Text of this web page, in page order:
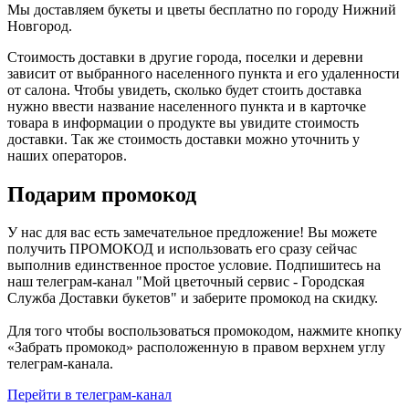
Мы доставляем букеты и цветы бесплатно по городу Нижний
Новгород.
Стоимость доставки в другие города, поселки и деревни
зависит от выбранного населенного пункта и его удаленности
от салона. Чтобы увидеть, сколько будет стоить доставка
нужно ввести название населенного пункта и в карточке
товара в информации о продукте вы увидите стоимость
доставки. Так же стоимость доставки можно уточнить у
наших операторов.
Подарим промокод
У нас для вас есть замечательное предложение! Вы можете
получить ПРОМОКОД и использовать его сразу сейчас
выполнив единственное простое условие. Подпишитесь на
наш телеграм-канал "Мой цветочный сервис - Городская
Служба Доставки букетов" и заберите промокод на скидку.
Для того чтобы воспользоваться промокодом, нажмите кнопку
«Забрать промокод» расположенную в правом верхнем углу
телеграм-канала.
Перейти в телеграм-канал